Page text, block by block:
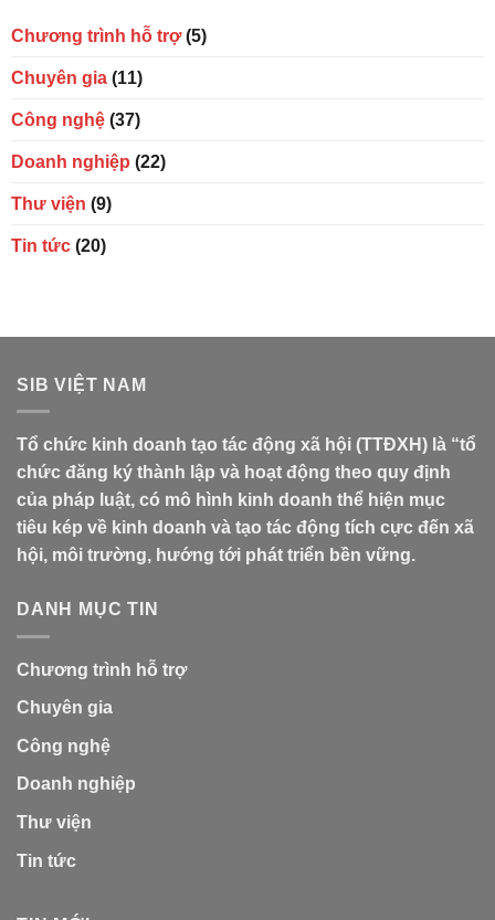
Chương trình hỗ trợ(5)
Chuyên gia (11)
Công nghệ (37)
Doanh nghiệp (22)
Thư viện (9)
Tin tức (20)
SIB VIỆT NAM
Tổ chức kinh doanh tạo tác động xã hội (TTĐXH) là “tổ
chức đăng ký thành lập và hoạt động theo quy định
của pháp luật, có mô hình kinh doanh thể hiện mục
tiêu kép về kinh doanh và tạo tác động tích cực đến xã
hội, môi trường, hướng tới phát triển bền vững.
DANH MỤC TIN
Chương trình hỗ trợ
Chuyên gia
Công nghệ
Doanh nghiệp
Thư viện
Tin tức